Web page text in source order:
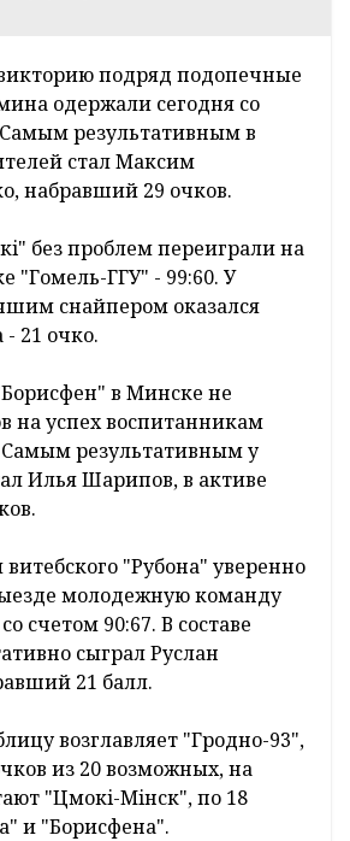
подряд подопечные
одержали сегодня со
Самым результативным в
стал Максим
набравший 29 очков.
без проблем переиграли на
"Гомель-ГГУ" - 99:60. У
снайпером оказался
21 очко.
в Минске не
на успех воспитанникам
Самым результативным у
Илья Шарипов, в активе
"Рубона" уверенно
молодежную команду
счетом 90:67. В составе
сыграл Руслан
21 балл.
возглавляет "Гродно-93",
из 20 возможных, на
"Цмокi-Мiнск", по 18
и "Борисфена".